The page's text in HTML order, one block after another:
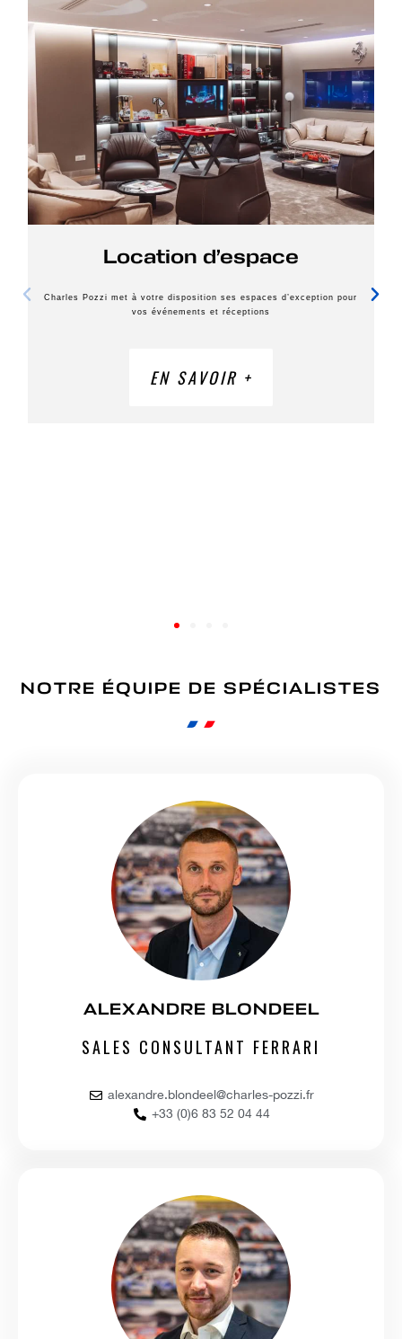
Location d’espace
Charles Pozzi met à votre disposition ses espaces d’exception pour
vos événements et réceptions
EN SAVOIR +
NOTRE ÉQUIPE DE SPÉCIALISTES
ALEXANDRE BLONDEEL
SALES CONSULTANT FERRARI
alexandre.blondeel@charles-pozzi.fr
+33 (0)6 83 52 04 44